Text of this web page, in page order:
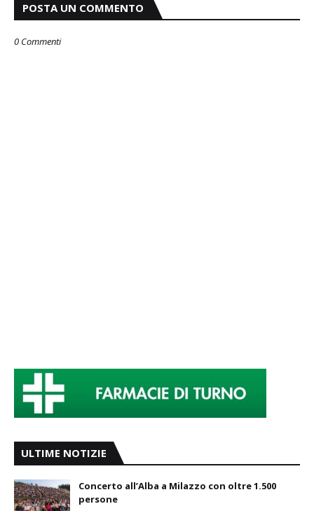
POSTA UN COMMENTO
0 Commenti
ULTIME NOTIZIE
Concerto all’Alba a Milazzo con oltre 1.500
persone